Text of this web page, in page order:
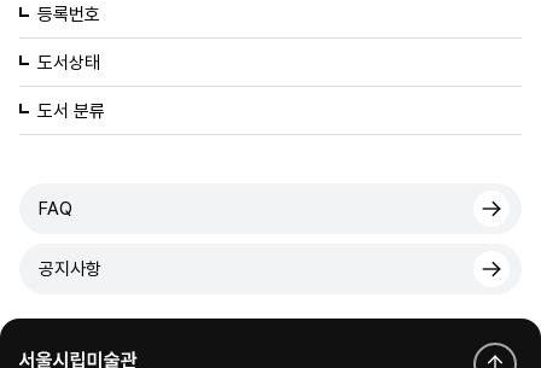
등록번호
도서상태
도서 분류
FAQ
공지사항